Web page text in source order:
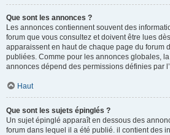
Que sont les annonces ?
Les annonces contiennent souvent des
forum que vous consultez et doivent être lues
apparaissent en haut de chaque page du forum
publiées. Comme pour les annonces globales,
annonces dépend des permissions définies par
Haut
Que sont les sujets épinglés ?
Un sujet épinglé apparaît en dessous des
forum dans lequel il a été publié. il contient des